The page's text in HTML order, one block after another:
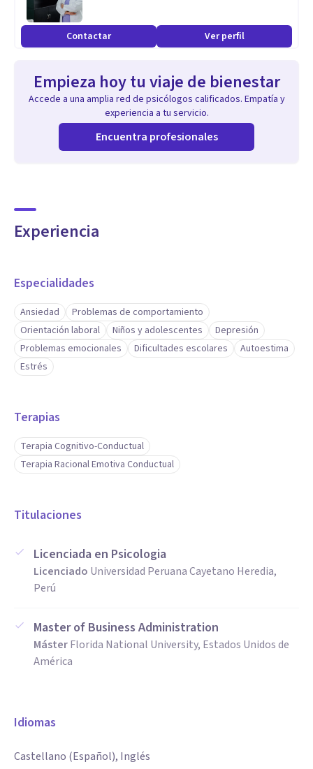
Contactar Ver perfil
Empieza hoy tu viaje de bienestar
Accede a una amplia red de psicólogos calificados. Empatía y
experiencia a tu servicio.
Encuentra profesionales
Experiencia
Especialidades
Ansiedad
Problemas de comportamiento
Orientación laboral
Niños y adolescentes
Depresión
Problemas emocionales
Dificultades escolares
Autoestima
Estrés
Terapias
Terapia Cognitivo-Conductual
Terapia Racional Emotiva Conductual
Titulaciones
Licenciada en Psicologia
Licenciado Universidad Peruana Cayetano Heredia,
Perú
Master of Business Administration
MásterFlorida National University, Estados Unidos de
América
Idiomas
Castellano (Español), Inglés